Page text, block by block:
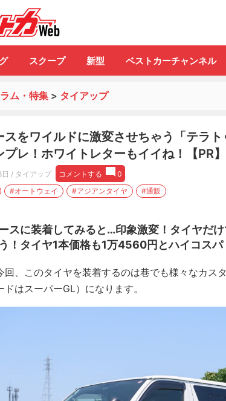
スクープ 新型 ベストカーチャンネル
ム・特集 > タイアップ
スをワイルドに激変させちゃう「テラ
レ！ホワイトレターもイイね！【PR】
/ タイアップ コメントする
0
#オートウェイ #アジアンタイヤ #通販
スに装着してみると…印象激変！タイヤだ
！タイヤ1本価格も1万4560円とハイコスパ
、このタイヤを装着するのは巷でも様々なカス
ドはスーパーGL）になります。